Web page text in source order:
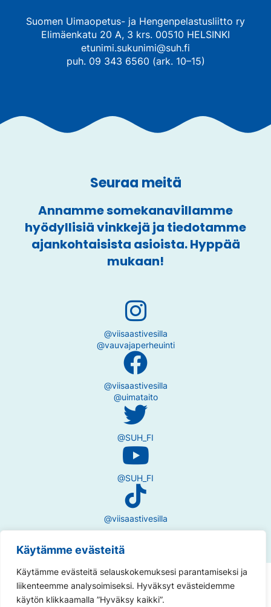
Käytämme evästeitä
Käytämme evästeitä selauskokemuksesi parantamiseksi ja
liikenteemme analysoimiseksi. Hyväksyt evästeidemme
käytön klikkaamalla ”Hyväksy kaikki”.
Suomen Uimaopetus- ja Hengenpelastusliitto ry
Elimäenkatu 20 A, 3 krs. 00510 HELSINKI
etunimi.sukunimi@suh.fi
puh. 09 343 6560 (ark. 10–15)
Seuraa meitä
Annamme somekanavillamme
hyödyllisiä vinkkejä ja tiedotamme
ajankohtaisista asioista. Hyppää
mukaan!
@viisaastivesilla
@vauvajaperheuinti
@viisaastivesilla
@uimataito
@SUH_FI
@SUH_FI
@viisaastivesilla
Tietosuojaseloste